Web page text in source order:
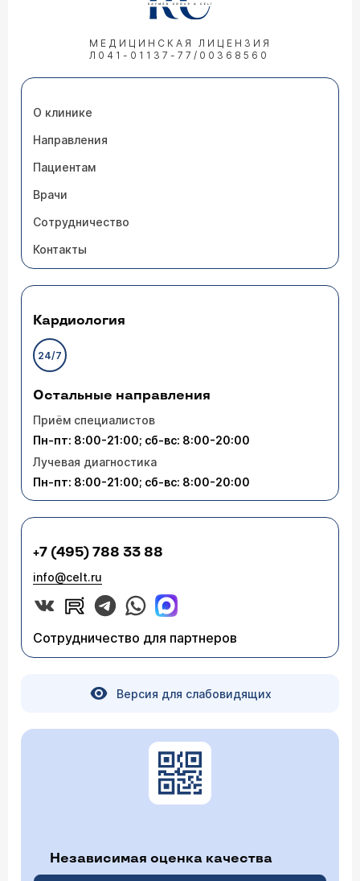
МЕДИЦИНСКАЯ ЛИЦЕНЗИЯ
Л041-01137-77/00368560
О клинике
Направления
Пациентам
Врачи
Сотрудничество
Контакты
Кардиология
24/7
Остальные направления
Приём специалистов
Пн-пт: 8:00-21:00; сб-вс: 8:00-20:00
Лучевая диагностика
Пн-пт: 8:00-21:00; сб-вс: 8:00-20:00
+7 (495) 788 33 88
info@celt.ru
Сотрудничество для партнеров
Версия для слабовидящих
Независимая оценка качества